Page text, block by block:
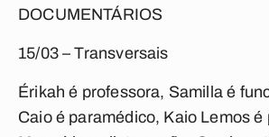
DOCUMENTÁRIOS
15/03 – Transversais
Érikah é professora, Samilla é
Caio é paramédico, Kaio Lemos é